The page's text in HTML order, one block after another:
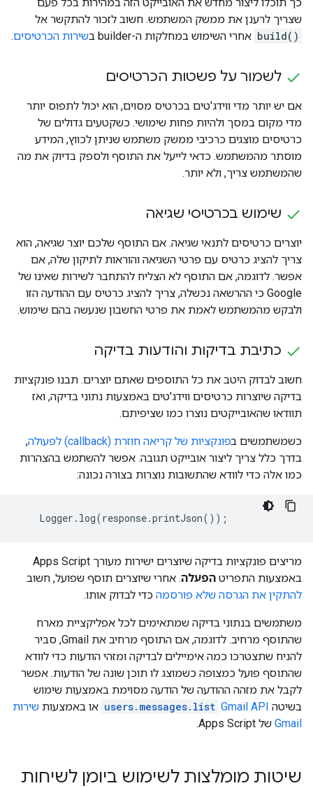
שצריך לרענן את ממשק המשתמש. חשוב לזכור להתקשר אל
build() אחרי השימוש במחלקות ה-builder ב שירות הכרטיסים.
לשמור על פשטות הכרטיסים
אם יש יותר מדי ווידג'טים בכרטיס מסוים, הוא יכול לתפוס יותר
מדי מקום במסך ולהיות פחות שימושי. כשקטעים גדולים של
כרטיסים מוצגים כרכיבי ממשק משתמש שניתן לכווץ, המידע
מוסתר מהמשתמש. כדאי לייעל את התוסף ולספק בדיוק את מה
שהמשתמש צריך, ולא יותר.
שימוש בכרטיסי שגיאה
יוצרים כרטיסים לתנאי שגיאה. אם התוסף שלכם יוצר שגיאה, הוא
צריך להציג כרטיס עם פרטי השגיאה והוראות לתיקון שלה, אם
אפשר. לדוגמה, אם התוסף לא הצליח להתחבר לשירות שאינו של
Google כי ההרשאה נכשלה, צריך להציג כרטיס עם ההודעה הזו
ולבקש מהמשתמש לאמת את פרטי החשבון שנעשה בהם שימוש.
כתיבת בדיקות והודעות בדיקה
חשוב לבדוק היטב את כל התוספים שאתם יוצרים. תבנו פונקציות
בדיקה שיוצרות כרטיסים ווידג'טים באמצעות נתוני בדיקה, ואז
תוודאו שהאובייקטים נוצרו כמו שציפיתם.
כשמשתמשים בפונקציות של קריאה חוזרת (callback) לפעולה
,
בדרך כלל צריך ליצור אובייקט תגובה. אפשר להשתמש בהצהרות
כמו אלה כדי לוודא שהתשובות נוצרות בצורה נכונה:
מריצים פונקציות בדיקה שיוצרים ישירות מעורך Apps Script
באמצעות התפריט הפעלה. אחרי שיוצרים תוסף שפועל, חשוב
להתקין את הגרסה שלא פורסמה כדי לבדוק אותו.
משתמשים בנתוני בדיקה שמתאימים לכל אפליקציית מארח
שהתוסף מרחיב. לדוגמה, אם התוסף מרחיב את Gmail, סביר
להניח שתצטרכו כמה אימיילים לבדיקה ומזהי הודעות כדי לוודא
שהתוסף פועל כמצופה כשמוצג לו תוכן שונה של הודעות. אפשר
לקבל את מזהה ההודעה של הודעה מסוימת באמצעות שימוש
בשיטה Gmail API‏
users.messages.list או באמצעות שירות
Gmail של Apps Script.
שיטות מומלצות לשימוש ביומן לשיחות